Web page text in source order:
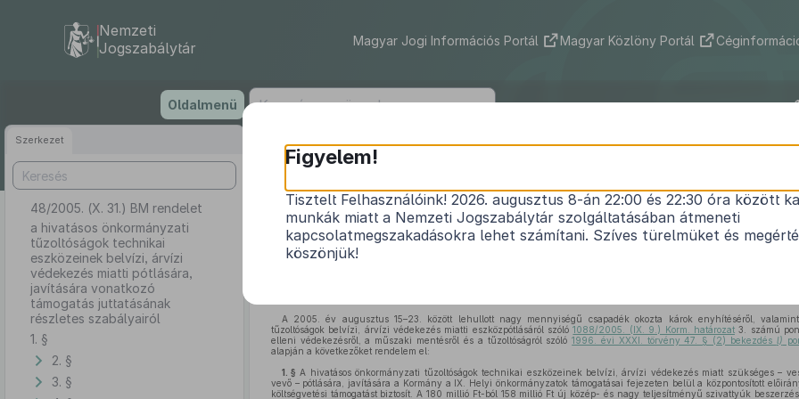
tartalomra
Nemzeti
Jogszabálytár
Magyar Jogi Információs Portál Magyar Közlöny Portál
Oldalmenü
Szerkezet
48/2005. (X. 31.) BM rendelet
a hivatásos önkormányzati
tűzoltóságok technikai
eszközeinek belvízi, árvízi
védekezés miatti pótlására,
javítására vonatkozó
támogatás juttatásának
részletes szabályairól
1. §
2. §
3. §
48/2005. (X. 31.) BM rendelet
a hivatásos önkormányzati tűzoltóságok technikai eszközeinek
védekezés miatti pótlására, javítására vonatkozó támogatás
1
A 2005. év augusztus 15–23. között lehullott nagy mennyiségű csapadék okozta károk enyhítéséről,
tűzoltóságok belvízi, árvízi védekezés miatti eszközpótlásáról szóló1088/2005. (IX. 9.) Korm. határozat3. számú
elleni védekezésről, a műszaki mentésről és a tűzoltóságról szóló1996. évi XXXI. törvény 47. § (2) bekezdés l)
alapján a következőket rendelem el:
1. § A hivatásos önkormányzati tűzoltóságok technikai eszközeinek belvízi, árvízi védekezés miatt szükséges –
vevő – pótlására, javítására a Kormány a IX. Helyi önkormányzatok támogatásai fejezeten belül a központosított
költségvetési támogatást biztosít. A 180 millió Ft-ból 158 millió Ft új közép- és nagy teljesítményű szivattyúk
Figyelem!
Tisztelt Felhasználóink! 2026. augusztus 8-án 22:00 és 22:30 óra között
munkák miatt a Nemzeti Jogszabálytár szolgáltatásában átmeneti
kapcsolatmegszakadásokra lehet számítani. Szíves türelmüket és
köszönjük!